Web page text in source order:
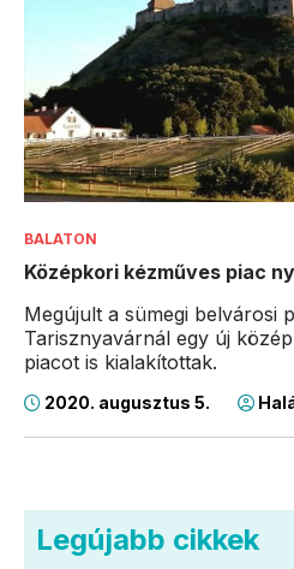
BALATON
Középkori kézműves piac
Megújult a sümegi belvárosi
Tarisznyavárnál egy új
piacot is kialakítottak.
2020. augusztus 5.
Legújabb cikkek